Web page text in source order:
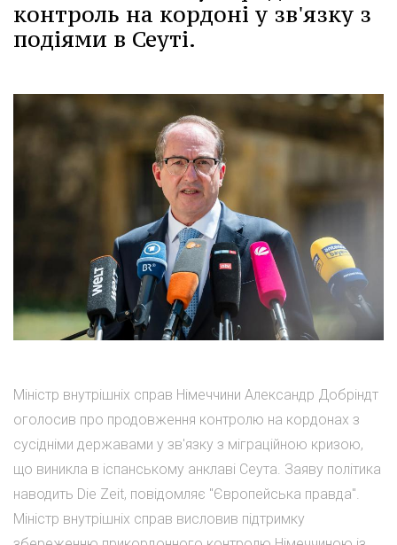
контроль на кордоні у зв'язку з
подіями в Сеуті.
Міністр внутрішніх справ Німеччини Александр Добріндт
оголосив про продовження контролю на кордонах з
сусідніми державами у зв'язку з міграційною кризою,
що виникла в іспанському анклаві Сеута. Заяву політика
наводить Die Zeit, повідомляє "Європейська правда".
Міністр внутрішніх справ висловив підтримку